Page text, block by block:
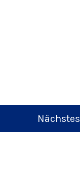
Nächstes